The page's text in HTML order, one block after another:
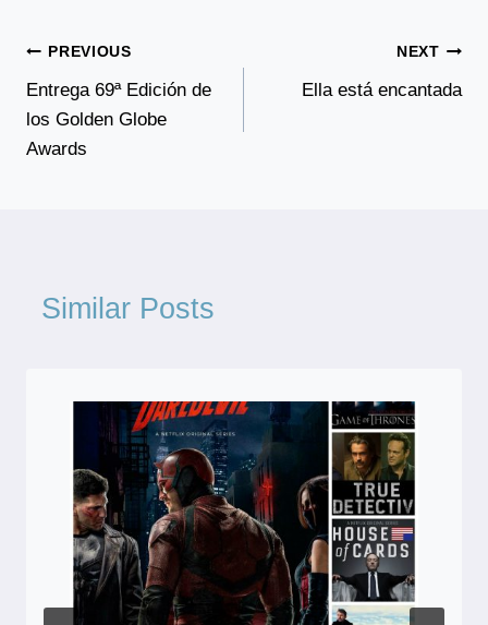
Post
Navigation
PREVIOUS
Entrega 69ª Edición de
los Golden Globe
Awards
NEXT
Ella está encantada
Similar Posts